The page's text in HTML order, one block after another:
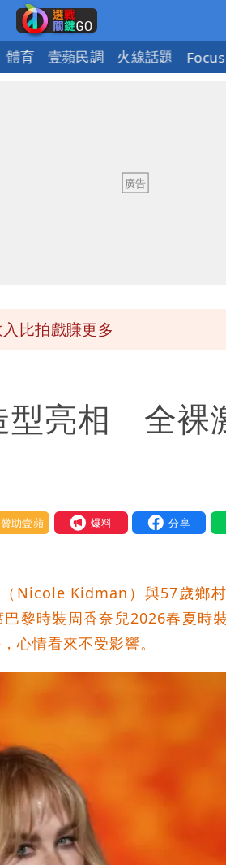
體育 壹蘋民調 火線話題
比拍戲賺更多
翻10萬人
很清楚標準一致
型亮相 全裸
壹蘋 我要爆料
Nicole Kidman）與57歲鄉
黎時裝周香奈兒2026春夏時
心情看來不受影響。